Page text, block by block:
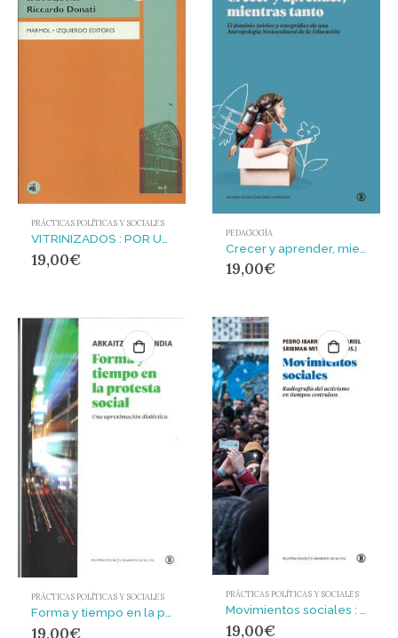
PRÁCTICAS POLÍTICAS Y SOCIALES
19,00€
PEDAGOGÍA
19,00€
PRÁCTICAS POLÍTICAS Y SOCIALES
19,00€
PRÁCTICAS POLÍTICAS Y SOCIALES
Movimientos sociales : Radiografía del activismo en tiempos convulsos
19,00€